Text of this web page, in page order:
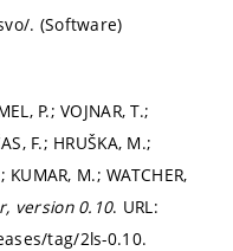
. (Software)
P.; VOJNAR, T.;
F.; HRUŠKA, M.;
KUMAR, M.; WATCHER,
version 0.10. URL:
tag/2ls-0.10.